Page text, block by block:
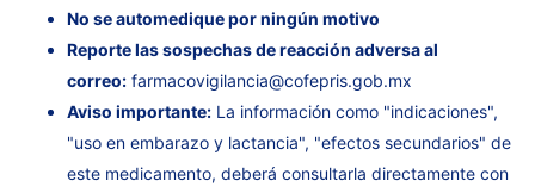
No se automedique por ningún motivo
Reporte las sospechas de reacción adversa al
correo: farmacovigilancia@cofepris.gob.mx
Aviso importante: La información como "indicaciones",
"uso en embarazo y lactancia", "efectos secundarios" de
este medicamento, deberá consultarla directamente con